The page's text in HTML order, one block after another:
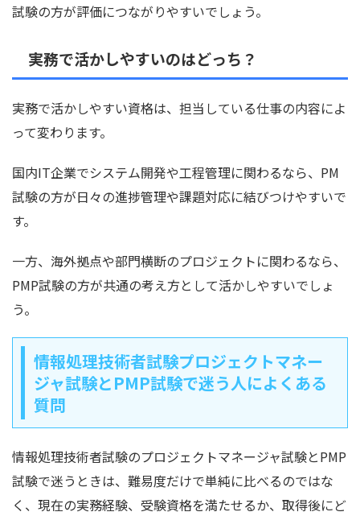
試験の方が評価につながりやすいでしょう。
実務で活かしやすいのはどっち？
実務で活かしやすい資格は、担当している仕事の内容によ
って変わります。
国内IT企業でシステム開発や工程管理に関わるなら、PM
試験の方が日々の進捗管理や課題対応に結びつけやすいで
す。
一方、海外拠点や部門横断のプロジェクトに関わるなら、
PMP試験の方が共通の考え方として活かしやすいでしょ
う。
情報処理技術者試験プロジェクトマネー
ジャ試験とPMP試験で迷う人によくある
質問
情報処理技術者試験のプロジェクトマネージャ試験とPMP
試験で迷うときは、難易度だけで単純に比べるのではな
く、現在の実務経験、受験資格を満たせるか、取得後にど